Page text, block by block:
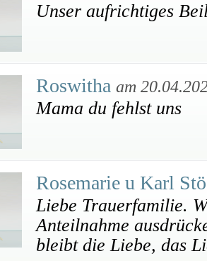
Unser aufrichtiges
Roswitha am
Mama du fehlst uns
Rosemarie u Karl
Liebe Trauerfamilie.
Anteilnahme
bleibt die Liebe, das